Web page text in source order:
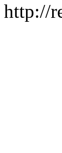
http://